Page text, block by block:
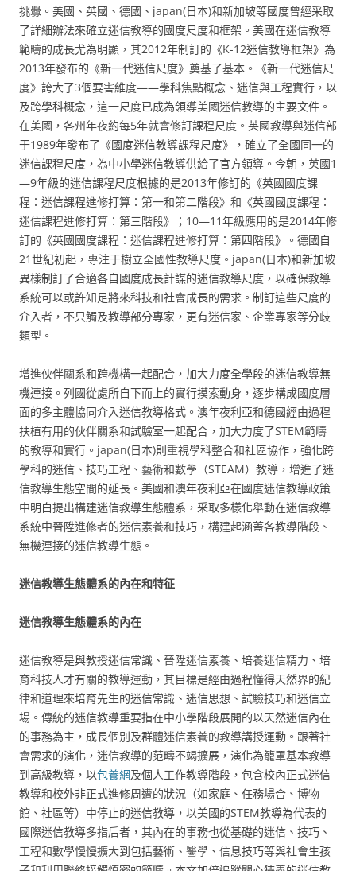
挑釁。美國、英國、德國、japan(日本)和新加坡等國度曾經采取
了詳細辦法來確立迷信教導的國度尺度和框架。美國在迷信教導
範疇的成長尤為明顯，其2012年制訂的《K-12迷信教導框架》為
2013年發布的《新一代迷信尺度》奠基了基本。《新一代迷信尺
度》誇大了3個要害維度——學科焦點概念、迷信與工程實行，以
及跨學科概念，這一尺度已成為領導美國迷信教導的主要文件。
在美國，各州年夜約每5年就會修訂課程尺度。英國教導與迷信部
于1989年發布了《國度迷信教導課程尺度》，確立了全國同一的
迷信課程尺度，為中小學迷信教導供給了官方領導。今朝，英國1
—9年級的迷信課程尺度根據的是2013年修訂的《英國國度課
程：迷信課程進修打算：第一和第二階段》和《英國國度課程：
迷信課程進修打算：第三階段》；10—11年級應用的是2014年修
訂的《英國國度課程：迷信課程進修打算：第四階段》。德國自
21世紀初起，專注于樹立全國性教導尺度。japan(日本)和新加坡
異樣制訂了合適各自國度成長計謀的迷信教導尺度，以確保教導
系統可以或許知足將來科技和社會成長的需求。制訂這些尺度的
介入者，不只觸及教導部分專家，更有迷信家、企業專家等分歧
類型。
增進伙伴關系和跨機構一起配合，加大力度全學段的迷信教導無
機連接。列國從處所自下而上的實行摸索動身，逐步構成國度層
面的多主體協同介入迷信教導格式。澳年夜利亞和德國經由過程
扶植有用的伙伴關系和試驗室一起配合，加大力度了STEM範疇
的教導和實行。japan(日本)則重視學科整合和社區協作，強化跨
學科的迷信、技巧工程、藝術和數學（STEAM）教導，增進了迷
信教導生態空間的延長。美國和澳年夜利亞在國度迷信教導政策
中明白提出構建迷信教導生態體系，采取多樣化舉動在迷信教導
系統中晉陞進修者的迷信素養和技巧，構建起涵蓋各教導階段、
無機連接的迷信教導生態。
迷信教導生態體系的內在和特征
迷信教導生態體系的內在
迷信教導是與教授迷信常識、晉陞迷信素養、培養迷信精力、培
育科技人才有關的教導運動，其目標是經由過程懂得天然界的紀
律和道理來培育先生的迷信常識、迷信思想、試驗技巧和迷信立
場。傳統的迷信教導重要指在中小學階段展開的以天然迷信內在
的事務為主，成長個別及群體迷信素養的教導講授運動。跟著社
會需求的演化，迷信教導的范疇不竭擴展，演化為籠罩基本教導
到高級教導，以包養網及個人工作教導階段，包含校內正式迷信
教導和校外非正式進修周遭的狀況（如家庭、任務場合、博物
館、社區等）中停止的迷信教導，以美國的STEM教導為代表的
國際迷信教導多指后者，其內在的事務也從基礎的迷信、技巧、
工程和數學慢慢擴大到包括藝術、醫學、信息技巧等與社會生孩